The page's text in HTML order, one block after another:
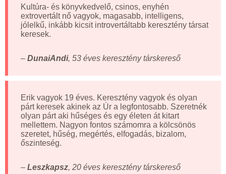
Kultúra- és könyvkedvelő, csinos, enyhén
extrovertált nő vagyok, magasabb, intelligens,
jólelkű, inkább kicsit introvertáltabb keresztény társat
keresek.
– DunaiAndi, 53 éves keresztény társkereső
Erik vagyok 19 éves. Keresztény vagyok és olyan
párt keresek akinek az Úr a legfontosabb. Szeretnék
olyan párt aki hűséges és egy életen át kitart
mellettem. Nagyon fontos számomra a kölcsönös
szeretet, hűség, megértés, elfogadás, bizalom,
őszinteség.
– Leszkapsz, 20 éves keresztény társkereső